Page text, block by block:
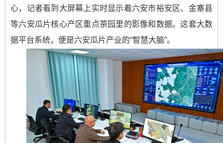
心，记者看到大屏幕上实时显示着六安市裕安区、金寨县
等六安瓜片核心产区重点茶园里的影像和数据。这套大数
据平台系统，便是六安瓜片产业的“智慧大脑”。